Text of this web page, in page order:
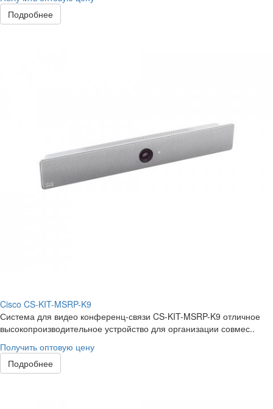
Подробнее
Cisco CS-KIT-MSRP-K9
Система для видео конференц-связи CS-KIT-MSRP-K9 отличное
высокопроизводительное устройство для организации совмес..
Получить оптовую цену
Подробнее